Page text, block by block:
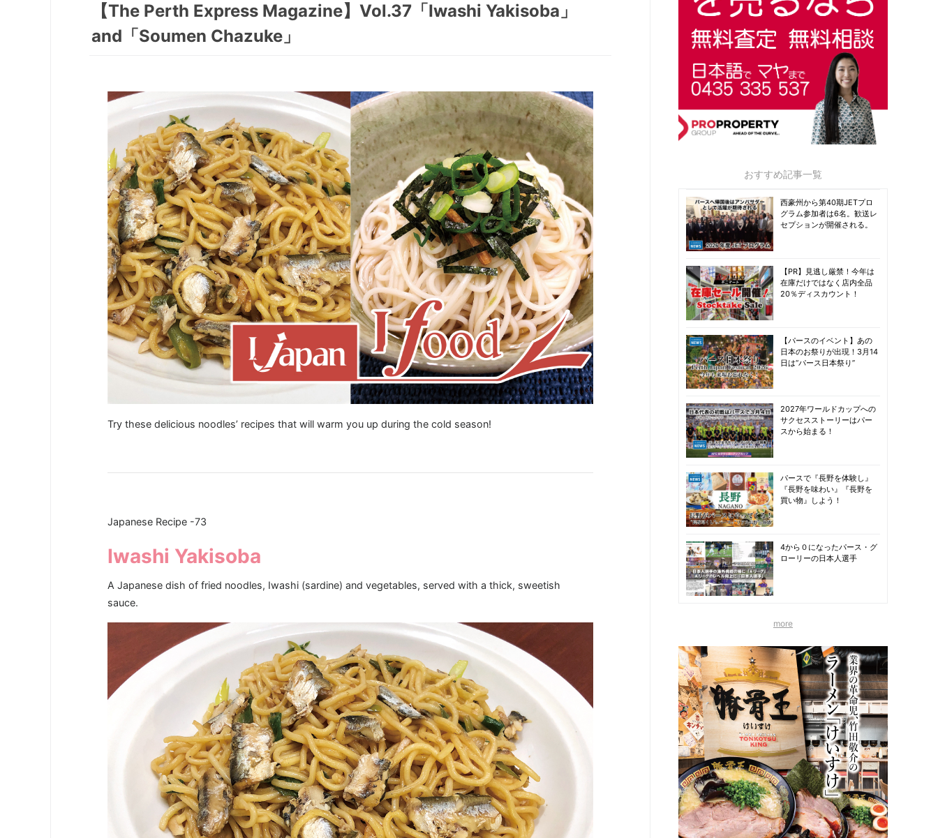
【The Perth Express Magazine】Vol.37「Iwashi Yakisoba」
and「Soumen Chazuke」
Try these delicious noodles’ recipes that will warm you up during the cold season!
Japanese Recipe -73
Iwashi Yakisoba
A Japanese dish of fried noodles, Iwashi (sardine) and vegetables, served with a thick, sweetish
sauce.
おすすめ記事一覧
西豪州から第40期JETプロ
グラム参加者は6名。歓送レ
セプションが開催される。
【PR】見逃し厳禁！今年は
在庫だけではなく店内全品
20％ディスカウント！
【パースのイベント】あの
日本のお祭りが出現！3月14
日は“パース日本祭り”
2027年ワールドカップへの
サクセスストーリーはパー
スから始まる！
パースで『長野を体験し』
『長野を味わい』『長野を
買い物』しよう！
4から０になったパース・グ
ローリーの日本人選手
more